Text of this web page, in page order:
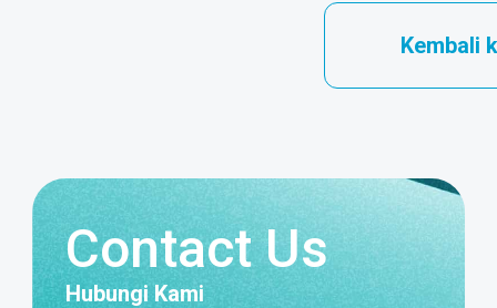
Kembali
Contact Us
Hubungi Kami